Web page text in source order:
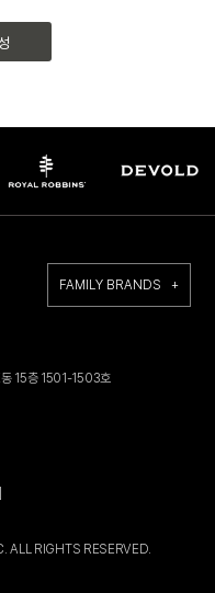
FAMILY BRANDS +
동 15층 1501-1503호
RIGHTS RESERVED.